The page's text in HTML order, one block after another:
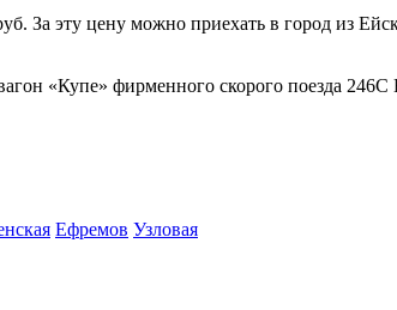
За эту цену можно приехать в город из
«Купе» фирменного скорого поезда
Ефремов Узловая